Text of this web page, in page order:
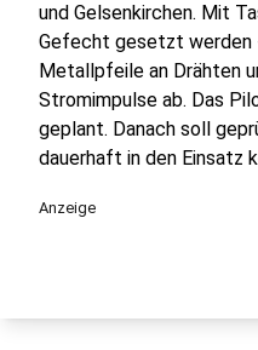
und Gelsenkirchen. Mit
Gefecht gesetzt werden
Metallpfeile an Drähten
Stromimpulse ab. Das
geplant. Danach soll
dauerhaft in den Einsatz
Anzeige